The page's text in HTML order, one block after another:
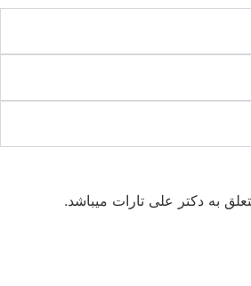
به دکتر علی تارات میباشد.